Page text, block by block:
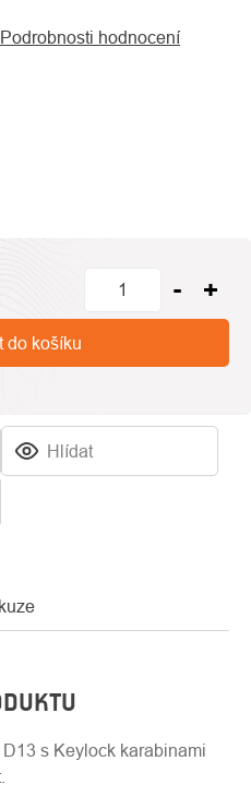
Podrobnosti hodnocení
Hlídat
do košíku
s Keylock karabinami